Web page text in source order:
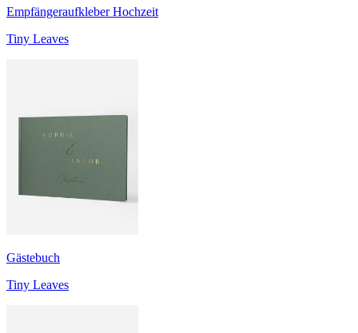
Empfängeraufkleber Hochzeit
Tiny Leaves
Gästebuch
Tiny Leaves